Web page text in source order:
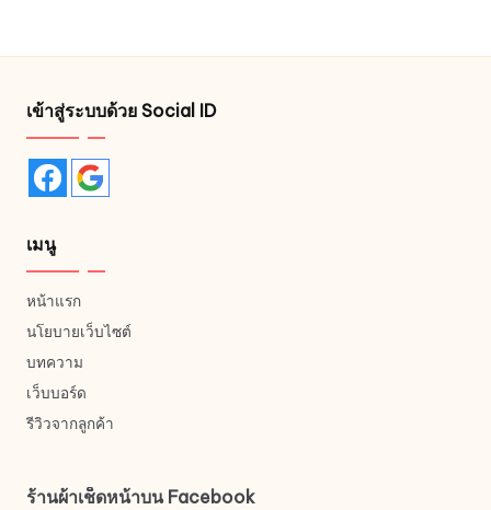
เข้าสู่ระบบด้วย Social ID
เมนู
หน้าแรก
นโยบายเว็บไซต์
บทความ
เว็บบอร์ด
รีวิวจากลูกค้า
ร้านผ้าเช็ดหน้าบน Facebook